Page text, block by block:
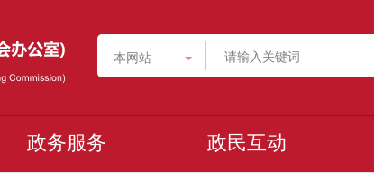
本网站
政务服务 政民互动